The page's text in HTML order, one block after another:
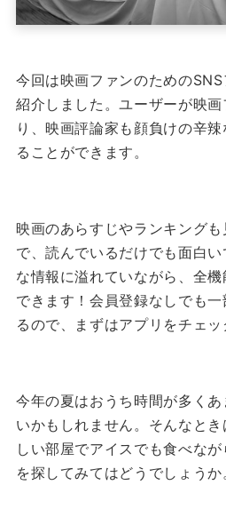
今回は映画ファンのための
紹介しました。ユーザーが映
り、映画評論家も顔負けの辛
ることができます。
映画のあらすじやランキング
で、読んでいるだけでも面白い
な情報に溢れていながら、全
できます！会員登録なしでも
るので、まずはアプリをチェッ
今年の夏はおうち時間が多く
いかもしれません。 そんなと
しい部屋でアイスでも食べな
を探してみてはどうでしょうか